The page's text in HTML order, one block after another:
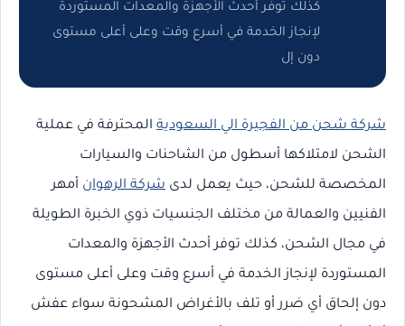
كذلك توفر أحدث الأجهزة والمعدات المستوردة
لإنجاز الخدمة في أسرع وقت وعلى أعلى مستوى
دون إل
شركة شحن من الفجيرة الي السعودية المحترفة في عملية
الشحن لامتلاكها أسطول من الشاحنات والسيارات
المخصصة للشحن، حيث يعمل لدى شركة الرهوان أمهر
الفنيين والعمالة من مختلف الجنسيات ذوي الخبرة الطويلة
في مجال الشحن، كذلك توفر أحدث الأجهزة والمعدات
المستوردة لإنجاز الخدمة في أسرع وقت وعلى أعلى مستوى
دون إلحاق أي ضرر أو تلف بالأغراض المشحونة سواء عفش